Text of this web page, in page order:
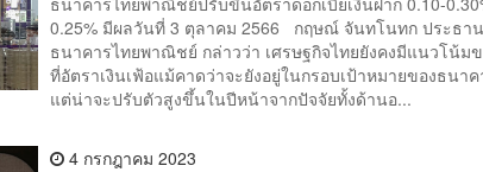
0.25% มีผลวันที่ 3 ตุลาคม 2566 กฤษณ์ จันทโนทก ประธา
ธนาคารไทยพาณิชย์ กล่าวว่า เศรษฐกิจไทยยังคงมีแนวโน้ม
ที่อัตราเงินเฟ้อแม้คาดว่าจะยังอยู่ในกรอบเป้าหมายของธนา
แต่น่าจะปรับตัวสูงขึ้นในปีหน้าจากปัจจัยทั้งด้านอ...
4 กรกฎาคม 2023